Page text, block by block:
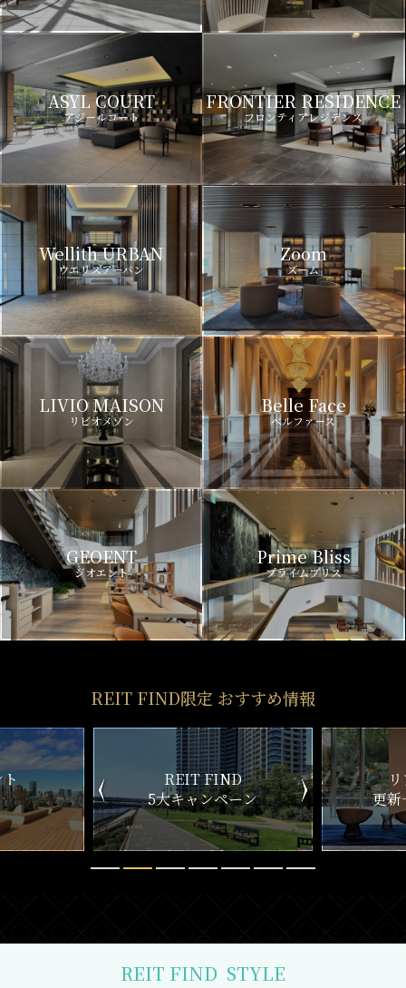
ASYL COURT
アジールコート
FRONTIER RESIDENCE
フロンティアレジデンス
Wellith URBAN
ウエリスアーバン
Zoom
ズーム
LIVIO MAISON
リビオメゾン
Belle Face
ベルファース
GEOENT
ジオエント
Prime Bliss
プライムブリス
REIT FIND限定 おすすめ情報
ン
リアルタイム
更新一覧チェック
新
REIT FIND STYLE